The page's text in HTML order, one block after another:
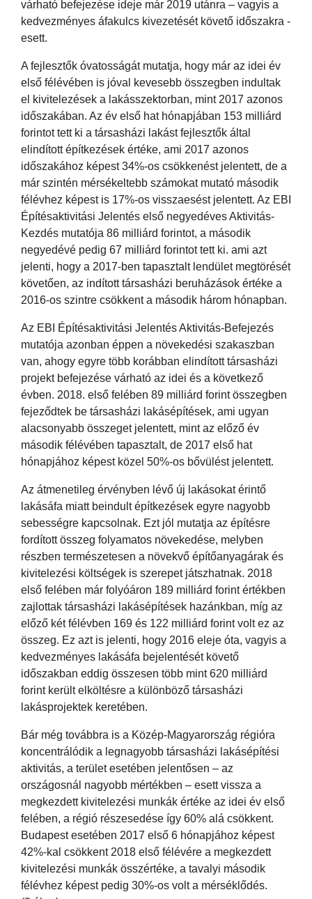
várható befejezése ideje már 2019 utánra – vagyis a
kedvezményes áfakulcs kivezetését követő időszakra -
esett.
A fejlesztők óvatosságát mutatja, hogy már az idei év
első félévében is jóval kevesebb összegben indultak
el kivitelezések a lakásszektorban, mint 2017 azonos
időszakában. Az év első hat hónapjában 153 milliárd
forintot tett ki a társasházi lakást fejlesztők által
elindított építkezések értéke, ami 2017 azonos
időszakához képest 34%-os csökkenést jelentett, de a
már szintén mérsékeltebb számokat mutató második
félévhez képest is 17%-os visszaesést jelentett. Az EBI
Építésaktivitási Jelentés első negyedéves Aktivitás-
Kezdés mutatója 86 milliárd forintot, a második
negyedévé pedig 67 milliárd forintot tett ki. ami azt
jelenti, hogy a 2017-ben tapasztalt lendület megtörését
követően, az indított társasházi beruházások értéke a
2016-os szintre csökkent a második három hónapban.
Az EBI Építésaktivitási Jelentés Aktivitás-Befejezés
mutatója azonban éppen a növekedési szakaszban
van, ahogy egyre több korábban elindított társasházi
projekt befejezése várható az idei és a következő
évben. 2018. első felében 89 milliárd forint összegben
fejeződtek be társasházi lakásépítések, ami ugyan
alacsonyabb összeget jelentett, mint az előző év
második félévében tapasztalt, de 2017 első hat
hónapjához képest közel 50%-os bővülést jelentett.
Az átmenetileg érvényben lévő új lakásokat érintő
lakásáfa miatt beindult építkezések egyre nagyobb
sebességre kapcsolnak. Ezt jól mutatja az építésre
fordított összeg folyamatos növekedése, melyben
részben természetesen a növekvő építőanyagárak és
kivitelezési költségek is szerepet játszhatnak. 2018
első felében már folyóáron 189 milliárd forint értékben
zajlottak társasházi lakásépítések hazánkban, míg az
előző két félévben 169 és 122 milliárd forint volt ez az
összeg. Ez azt is jelenti, hogy 2016 eleje óta, vagyis a
kedvezményes lakásáfa bejelentését követő
időszakban eddig összesen több mint 620 milliárd
forint került elköltésre a különböző társasházi
lakásprojektek keretében.
Bár még továbbra is a Közép-Magyarország régióra
koncentrálódik a legnagyobb társasházi lakásépítési
aktivitás, a terület esetében jelentősen – az
országosnál nagyobb mértékben – esett vissza a
megkezdett kivitelezési munkák értéke az idei év első
felében, a régió részesedése így 60% alá csökkent.
Budapest esetében 2017 első 6 hónapjához képest
42%-kal csökkent 2018 első félévére a megkezdett
kivitelezési munkák összértéke, a tavalyi második
félévhez képest pedig 30%-os volt a mérséklődés.